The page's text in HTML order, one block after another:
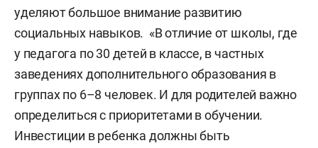
уделяют большое внимание развитию
социальных навыков. «В отличие от школы, где
у педагога по 30 детей в классе, в частных
заведениях дополнительного образования в
группах по 6–8 человек. И для родителей важно
определиться с приоритетами в обучении.
Инвестиции в ребенка должны быть